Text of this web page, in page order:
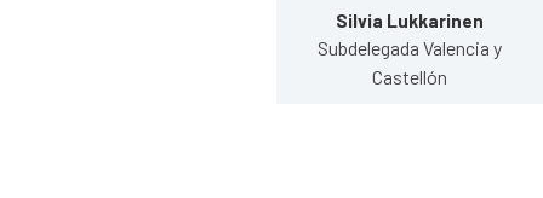
Silvia Lukkarinen
Subdelegada Valencia y
Castellón